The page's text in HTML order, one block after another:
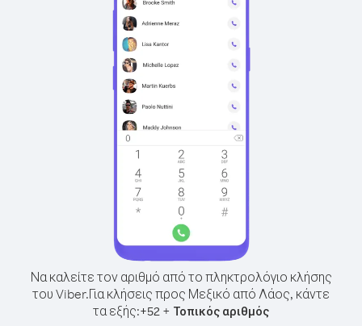
Να καλείτε τον αριθμό από το πληκτρολόγιο κλήσης
του Viber.Για κλήσεις προς Μεξικό από Λάος, κάντε
τα εξής:+52 + Τοπικός αριθμός